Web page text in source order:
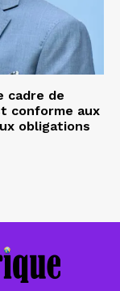
cadre de
conforme aux
obligations